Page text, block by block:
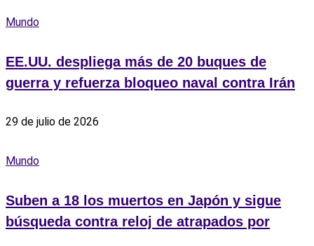
Mundo
EE.UU. despliega más de 20 buques de
guerra y refuerza bloqueo naval contra Irán
29 de julio de 2026
Mundo
Suben a 18 los muertos en Japón y sigue
búsqueda contra reloj de atrapados por